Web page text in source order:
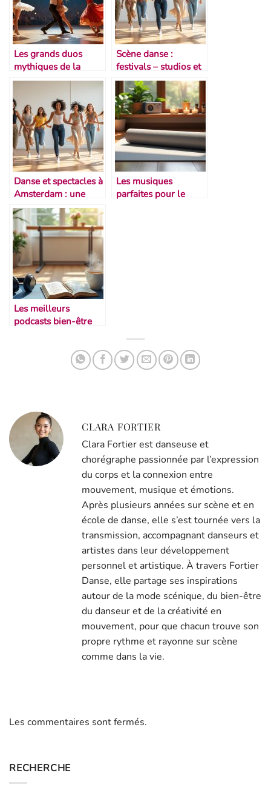
Les grands duos
mythiques de la
scène
Scène danse :
festivals – studios et
théâtres
Danse et spectacles à
Amsterdam : une
scène vivante
Les musiques
parfaites pour le
Les meilleurs
podcasts bien-être
CLARA FORTIER
Clara Fortier est danseuse et
chorégraphe passionnée par l’expression
du corps et la connexion entre
mouvement, musique et émotions.
Après plusieurs années sur scène et en
école de danse, elle s’est tournée vers la
transmission, accompagnant danseurs et
artistes dans leur développement
personnel et artistique. À travers Fortier
Danse, elle partage ses inspirations
autour de la mode scénique, du bien-être
du danseur et de la créativité en
mouvement, pour que chacun trouve son
propre rythme et rayonne sur scène
comme dans la vie.
Les commentaires sont fermés.
RECHERCHE